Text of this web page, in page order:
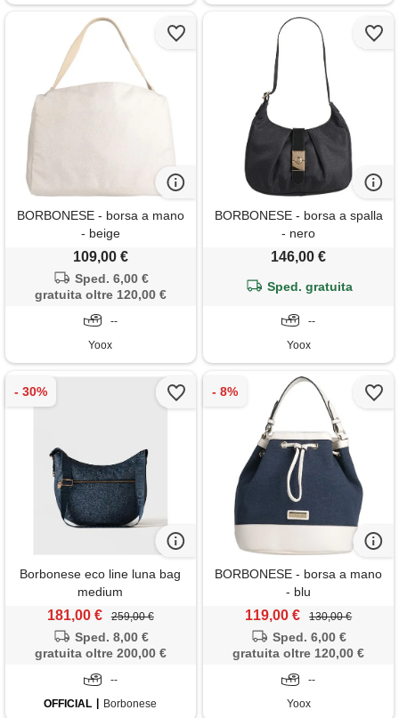
BORBONESE - borsa a mano
- beige
109,00 €
Sped. 6,00 €
gratuita oltre 120,00 €
--
Yoox
BORBONESE - borsa a spalla
- nero
146,00 €
Sped. gratuita
--
Yoox
Borbonese eco line luna bag
medium
181,00 € 259,00 €
Sped. 8,00 €
gratuita oltre 200,00 €
--
OFFICIAL
Borbonese
BORBONESE - borsa a mano
- blu
119,00 € 130,00 €
Sped. 6,00 €
gratuita oltre 120,00 €
--
Yoox